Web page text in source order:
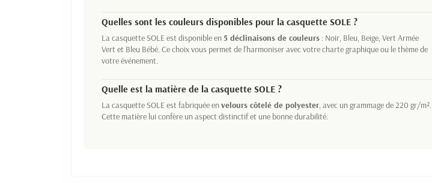
Quelles sont les couleurs disponibles pour la casquette SOLE ?
La casquette SOLE est disponible en5 déclinaisons de couleurs : Noir, Bleu, Beige, Vert Armée
Vert et Bleu Bébé. Ce choix vous permet de l'harmoniser avec votre charte graphique ou le thème de
votre événement.
Quelle est la matière de la casquette SOLE ?
La casquette SOLE est fabriquée envelours côtelé de polyester, avec un grammage de 220 gr/m².
Cette matière lui confère un aspect distinctif et une bonne durabilité.